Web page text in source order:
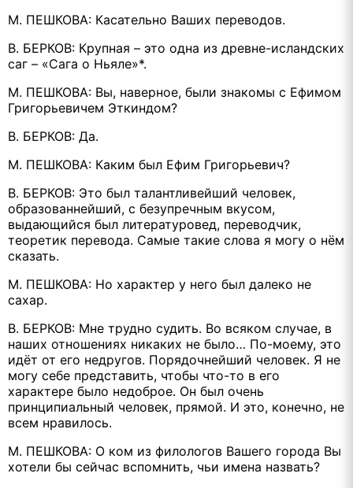
М. ПЕШКОВА: Касательно Ваших переводов.
В. БЕРКОВ: Крупная – это одна из древне-исландских
саг – «Сага о Ньяле»*.
М. ПЕШКОВА: Вы, наверное, были знакомы с Ефимом
Григорьевичем Эткиндом?
В. БЕРКОВ: Да.
М. ПЕШКОВА: Каким был Ефим Григорьевич?
В. БЕРКОВ: Это был талантливейший человек,
образованнейший, с безупречным вкусом,
выдающийся был литературовед, переводчик,
теоретик перевода. Самые такие слова я могу о нём
сказать.
М. ПЕШКОВА: Но характер у него был далеко не
сахар.
В. БЕРКОВ: Мне трудно судить. Во всяком случае, в
наших отношениях никаких не было… По-моему, это
идёт от его недругов. Порядочнейший человек. Я не
могу себе представить, чтобы что-то в его
характере было недоброе. Он был очень
принципиальный человек, прямой. И это, конечно, не
всем нравилось.
М. ПЕШКОВА: О ком из филологов Вашего города Вы
хотели бы сейчас вспомнить, чьи имена назвать?